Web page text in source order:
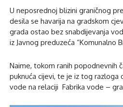
U neposrednoj blizini graničnog
desila se havarija na gradskom
grada ostao bez snabdijevanja
iz Javnog preduzeća “Komunalno
Naime, tokom ranih popodnevnih
puknuća cijevi, te je iz tog
vode na relaciji Fabrika vode –